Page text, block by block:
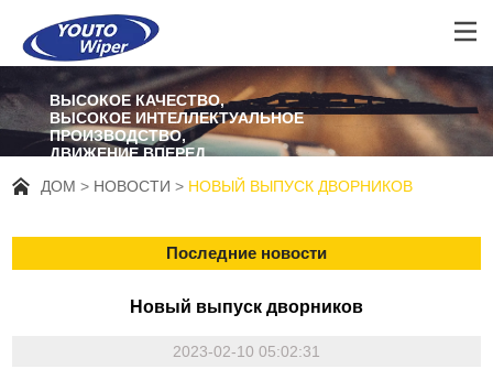
ВЫСОКОЕ КАЧЕСТВО,
ВЫСОКОЕ ИНТЕЛЛЕКТУАЛЬНОЕ
ПРОИЗВОДСТВО,
ДВИЖЕНИЕ ВПЕРЕД
ДОМ НОВОСТИ НОВЫЙ ВЫПУСК ДВОРНИКОВ
Последние новости
Новый выпуск дворников
2023-02-10 05:02:31